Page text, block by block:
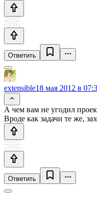
Ответить
extensible18 мая 2012 в
А чем вам не угодил
Вроде как задачи те же,
Ответить